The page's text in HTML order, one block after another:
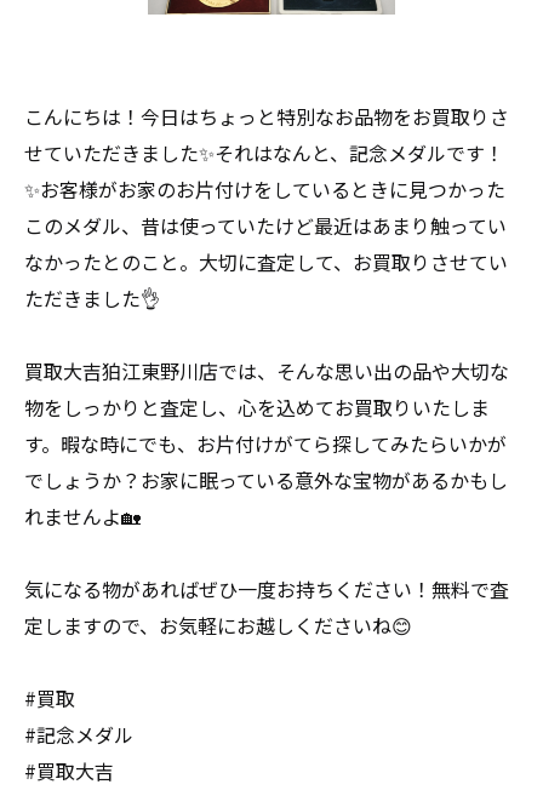
こんにちは！今日はちょっと特別なお品物をお買取りさ
せていただきました✨それはなんと、記念メダルです！
✨お客様がお家のお片付けをしているときに見つかった
このメダル、昔は使っていたけど最近はあまり触ってい
なかったとのこと。大切に査定して、お買取りさせてい
ただきました👌
買取大吉狛江東野川店では、そんな思い出の品や大切な
物をしっかりと査定し、心を込めてお買取りいたしま
す。暇な時にでも、お片付けがてら探してみたらいかが
でしょうか？お家に眠っている意外な宝物があるかもし
れませんよ🏡
気になる物があればぜひ一度お持ちください！無料で査
定しますので、お気軽にお越しくださいね😊
#買取
#記念メダル
#買取大吉